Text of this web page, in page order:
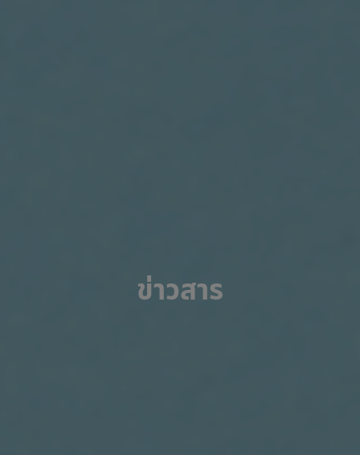
ข่าวสาร